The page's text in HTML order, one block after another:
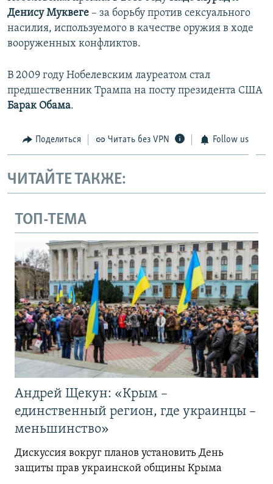
Денису Муквеге – за борьбу против сексуального
насилия, используемого в качестве оружия в ходе
вооруженных конфликтов.
В 2009 году Нобелевским лауреатом стал
предшественник Трампа на посту президента США
Барак Обама.
Поделиться Читать без VPN Follow us
ЧИТАЙТЕ ТАКЖЕ:
ТОП-ТЕМА
Андрей Щекун: «Крым –
единственный регион, где украинцы –
меньшинство»
Дискуссия вокруг планов установить День
защиты прав украинской общины Крыма